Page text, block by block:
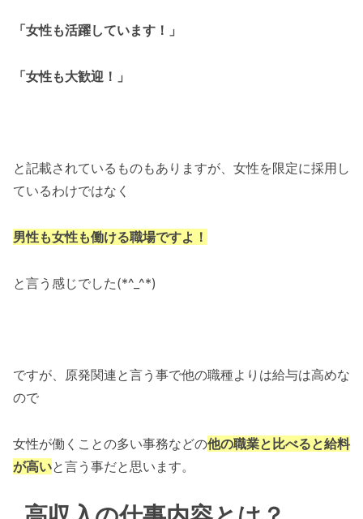
「女性も活躍しています！」
「女性も大歓迎！」
と記載されているものもありますが、女性を限定に採用し
ているわけではなく
男性も女性も働ける職場ですよ！
と言う感じでした(*^_^*)
ですが、原発関連と言う事で他の職種よりは給与は高めな
ので
女性が働くことの多い事務などの他の職業と比べると給料
が高いと言う事だと思います。